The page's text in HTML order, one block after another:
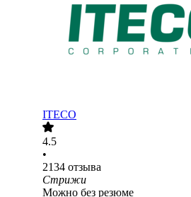
ITECO
4.5
•
2134 отзыва
Стрижи
Можно без резюме